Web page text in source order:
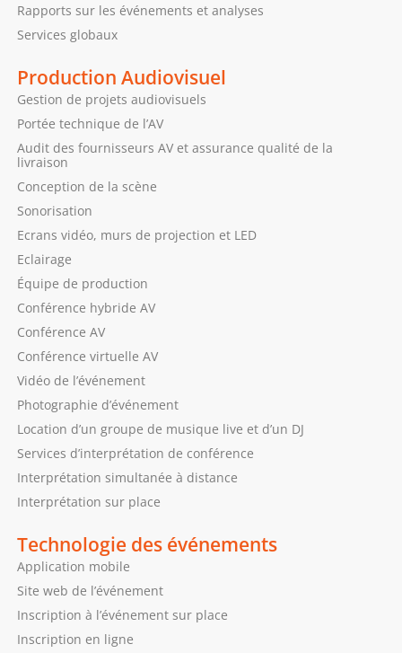
Rapports sur les événements et analyses
Services globaux
Production Audiovisuel
Gestion de projets audiovisuels
Portée technique de l’AV
Audit des fournisseurs AV et assurance qualité de la
livraison
Conception de la scène
Sonorisation
Ecrans vidéo, murs de projection et LED
Eclairage
Équipe de production
Conférence hybride AV
Conférence AV
Conférence virtuelle AV
Vidéo de l’événement
Photographie d’événement
Location d’un groupe de musique live et d’un DJ
Services d’interprétation de conférence
Interprétation simultanée à distance
Interprétation sur place
Technologie des événements
Application mobile
Site web de l’événement
Inscription à l’événement sur place
Inscription en ligne